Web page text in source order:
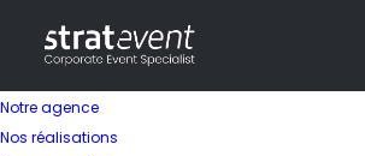
Notre agence
Nos réalisations